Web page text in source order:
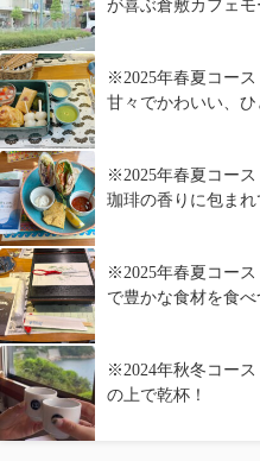
が喜ぶ倉敷カフェ
※2025年春夏コー
甘々でかわいい、ひ
※2025年春夏コー
珈琲の香りに包まれ
※2025年春夏コー
で豊かな食材を食べ
※2024年秋冬コー
の上で乾杯！